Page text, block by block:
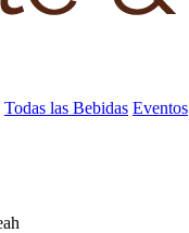
Todas las Bebidas Eventos